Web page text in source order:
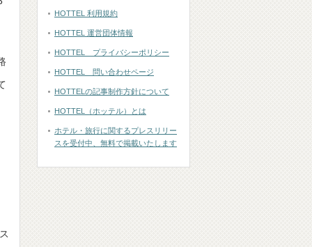
HOTTEL 利用規約
HOTTEL 運営団体情報
HOTTEL プライバシーポリシー
HOTTEL 問い合わせページ
HOTTELの記事制作方針について
HOTTEL（ホッテル）とは
ホテル・旅行に関するプレスリリー
スを受付中、無料で掲載いたします